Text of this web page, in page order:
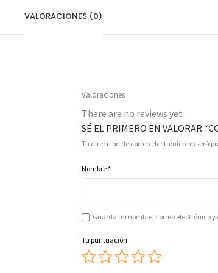
VALORACIONES (0)
Valoraciones
There are no reviews yet
SÉ EL PRIMERO EN VALORAR
Tu dirección de correo electrónico no será
Nombre*
Guarda mi nombre, correo electrónico
Tu puntuación